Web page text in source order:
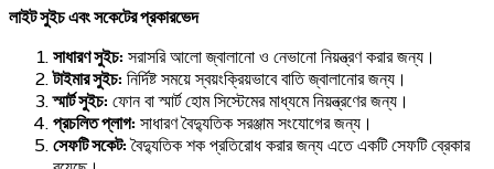
লাইট সুইচ এবং সকেটের প্রকারভেদ
সাধারণ সুইচ: সরাসরি আলো জ্বালানো ও নেভানো নিয়ন্ত্রণ করার জন্য।
টাইমার সুইচ: নির্দিষ্ট সময়ে স্বয়ংক্রিয়ভাবে বাতি জ্বালানোর জন্য।
স্মার্ট সুইচ: ফোন বা স্মার্ট হোম সিস্টেমের মাধ্যমে নিয়ন্ত্রণের জন্য।
প্রচলিত প্লাগ: সাধারণ বৈদ্যুতিক সরঞ্জাম সংযোগের জন্য।
সেফটি সকেট: বৈদ্যুতিক শক প্রতিরোধ করার জন্য এতে একটি সেফটি ব্রেকার